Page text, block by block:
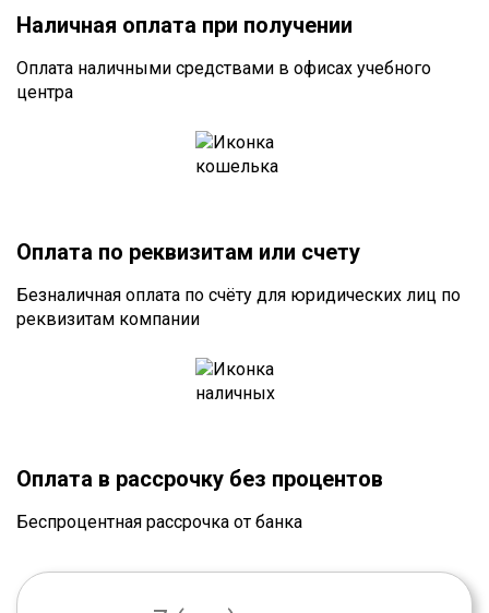
Наличная оплата при получении
Оплата наличными средствами в офисах учебного
центра
Оплата по реквизитам или счету
Безналичная оплата по счёту для юридических лиц по
реквизитам компании
Оплата в рассрочку без процентов
Беспроцентная рассрочка от банка